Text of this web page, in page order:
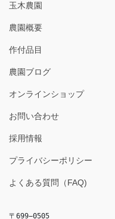
玉木農園
農園概要
作付品目
農園ブログ
オンラインショップ
お問い合わせ
採用情報
プライバシーポリシー
よくある質問（FAQ)
〒699−0505